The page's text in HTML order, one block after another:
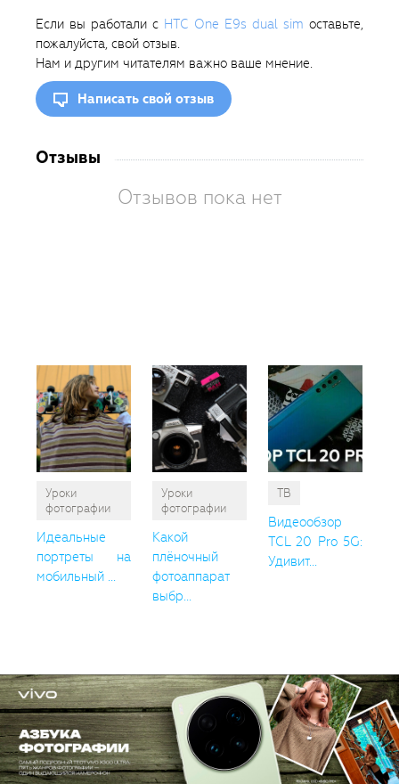
Если вы работали с HTC One E9s dual sim оставьте,
пожалуйста, свой отзыв.
Нам и другим читателям важно ваше мнение.
Написать свой отзыв
Отзывы
Отзывов пока нет
Уроки
фотографии
Идеальные
портреты на
мобильный ...
Уроки
фотографии
Какой
плёночный
фотоаппарат
выбр...
ТВ
Видеообзор
TCL 20 Pro 5G:
Удивит...